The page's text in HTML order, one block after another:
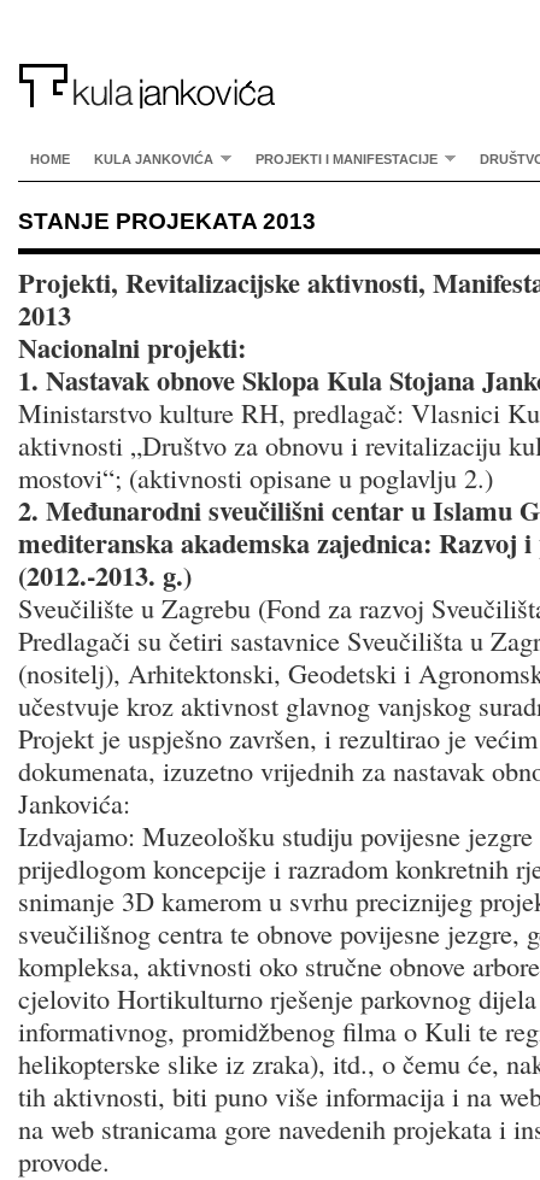
HOME KULA JANKOVIĆA PROJEKTI I MANIFESTACIJE
STANJE PROJEKATA 2013
Projekti, Revitalizacijske aktivnosti,
2013
Nacionalni projekti:
1. Nastavak obnove Sklopa Kula Stojana
Ministarstvo kulture RH, predlagač: Vlasnici
aktivnosti „Društvo za obnovu i revitalizaciju
mostovi“; (aktivnosti opisane u poglavlju 2.)
2. Međunarodni sveučilišni centar u Islamu
mediteranska akademska zajednica: Razvoj
(2012.-2013. g.)
Sveučilište u Zagrebu (Fond za razvoj
Predlagači su četiri sastavnice Sveučilišta u
(nositelj), Arhitektonski, Geodetski i
učestvuje kroz aktivnost glavnog vanjskog
Projekt je uspješno završen, i rezultirao je
dokumenata, izuzetno vrijednih za nastavak
Jankovića:
Izdvajamo: Muzeološku studiju povijesne
prijedlogom koncepcije i razradom konkretnih
snimanje 3D kamerom u svrhu preciznijeg
sveučilišnog centra te obnove povijesne jezgre,
kompleksa, aktivnosti oko stručne obnove
cjelovito Hortikulturno rješenje parkovnog
informativnog, promidžbenog filma o Kuli te
helikopterske slike iz zraka), itd., o čemu će,
tih aktivnosti, biti puno više informacija i na
na web stranicama gore navedenih projekata i
provode.